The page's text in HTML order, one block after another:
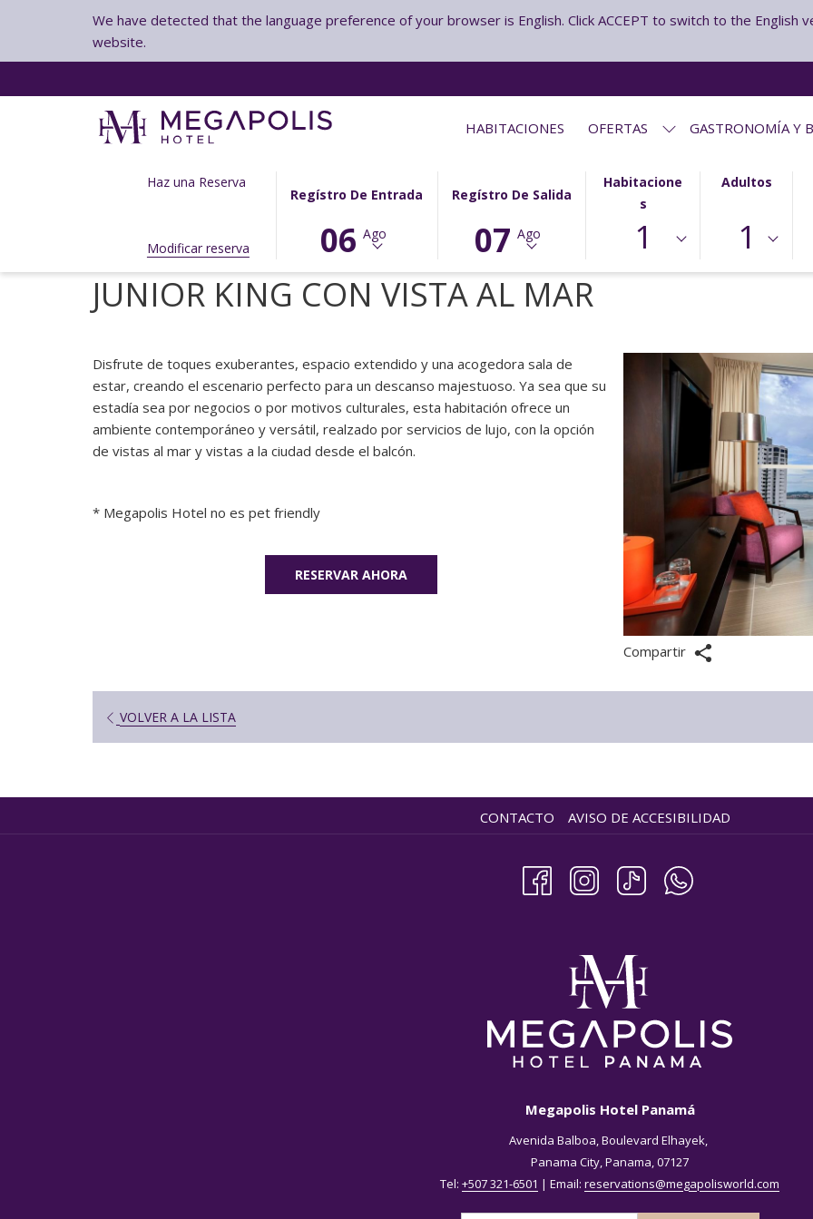
We have detected that the language preference of your browser is English. Click ACCEPT to switch to the English
website.
HABITACIONES OFERTAS GASTRONOMÍA Y
Haz una Reserva
Modificar reserva
Regístro De Entrada
BOTÓN
CALENDARIO
PARA
SELECCIONAR
DE
LLEGADA
FECHA
LLEGADA
SELECCIONADA
ES
6º
06 Ago
Regístro De Salida
BOTÓN
ABRE
CALENDARIO
PARA
SELECCIONAR
SALIDA
FECHA
SALIDA
SELECCIONADA
ES
7º
07 Ago
Habitacione
S
1
Adultos
1
JUNIOR KING CON VISTA AL MAR
Disfrute de toques exuberantes, espacio extendido y una acogedora sala de
estar, creando el escenario perfecto para un descanso majestuoso. Ya sea que su
estadía sea por negocios o por motivos culturales, esta habitación ofrece un
ambiente contemporáneo y versátil, realzado por servicios de lujo, con la opción
de vistas al mar y vistas a la ciudad desde el balcón.
* Megapolis Hotel no es pet friendly
RESERVAR AHORA
Compartir
VOLVER A LA LISTA
CONTACTO AVISO DE ACCESIBILIDAD
Megapolis Hotel Panamá
Avenida Balboa, Boulevard Elhayek,
Panama City, Panama, 07127
Tel: +507 321-6501 | Email: reservations@megapolisworld.com